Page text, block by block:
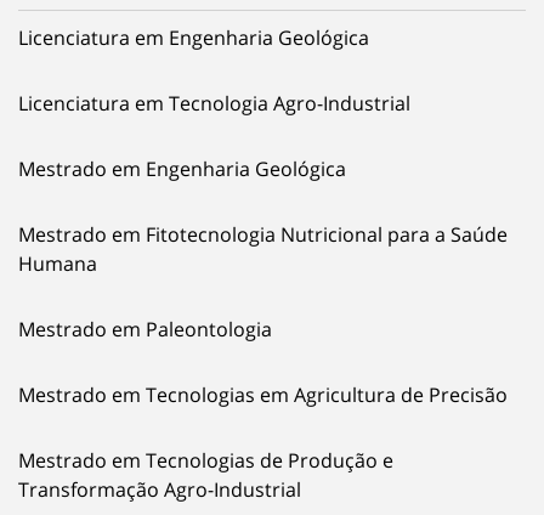
Licenciatura em Engenharia Geológica
Licenciatura em Tecnologia Agro-Industrial
Mestrado em Engenharia Geológica
Mestrado em Fitotecnologia Nutricional para a Saúde
Humana
Mestrado em Paleontologia
Mestrado em Tecnologias em Agricultura de Precisão
Mestrado em Tecnologias de Produção e
Transformação Agro-Industrial